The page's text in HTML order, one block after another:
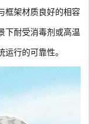
框架材质良好的相容
下耐受消毒剂或高温
行的可靠性。